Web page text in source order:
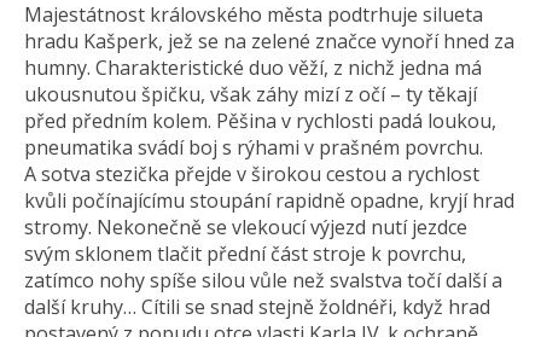
Majestátnost královského města podtrhuje silueta
hradu Kašperk, jež se na zelené značce vynoří hned za
humny. Charakteristické duo věží, z nichž jedna má
ukousnutou špičku, však záhy mizí z očí – ty těkají
před předním kolem. Pěšina v rychlosti padá loukou,
pneumatika svádí boj s rýhami v prašném povrchu.
A sotva stezička přejde v širokou cestou a rychlost
kvůli počínajícímu stoupání rapidně opadne, kryjí hrad
stromy. Nekonečně se vlekoucí výjezd nutí jezdce
svým sklonem tlačit přední část stroje k povrchu,
zatímco nohy spíše silou vůle než svalstva točí další a
další kruhy… Cítili se snad stejně žoldnéři, když hrad